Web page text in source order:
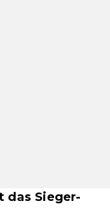
das Sieger-